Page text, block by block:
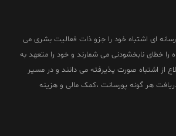
رسانه ای اشتباه خود را جزو ذات فعالیت بشری می
را خطای نابخشودنی می شمارند و خود را متعهد به
از اشتباه صورت پذیرفته می دانند و در مسیر
هر گونه پورسانت ،کمک مالی و هزینه